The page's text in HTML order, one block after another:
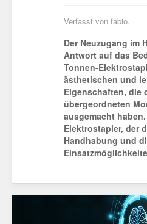
Verfasst von fabio.
Der Neuzugang im
Antwort auf das
Tonnen-
ästhetischen und
Eigenschaften, die
übergeordneten
ausgemacht
Elektrostapler, der
Handhabung und